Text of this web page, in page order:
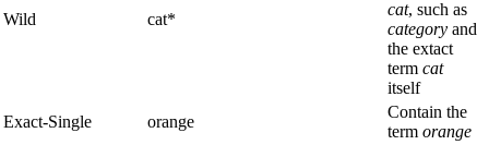
Wild cat*
cat, such as
category and
the extact
term cat
itself
Exact-Single
orange
Contain the
term orange